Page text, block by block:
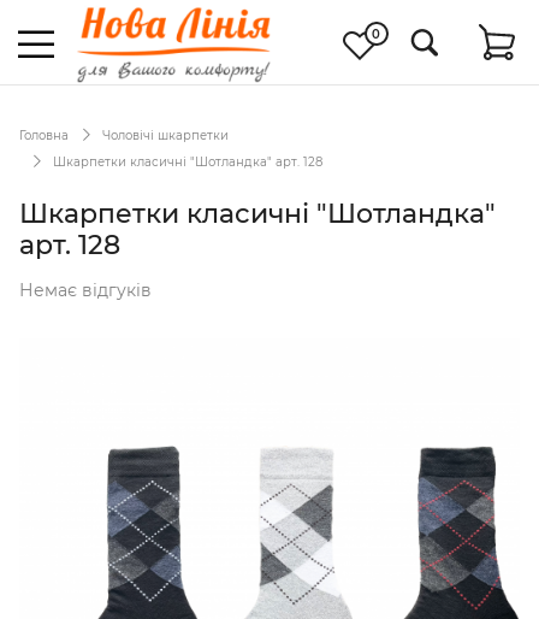
0
Головна
Чоловічі шкарпетки
Шкарпетки класичні "Шотландка" арт. 128
Шкарпетки класичні "Шотландка"
арт. 128
Немає відгуків